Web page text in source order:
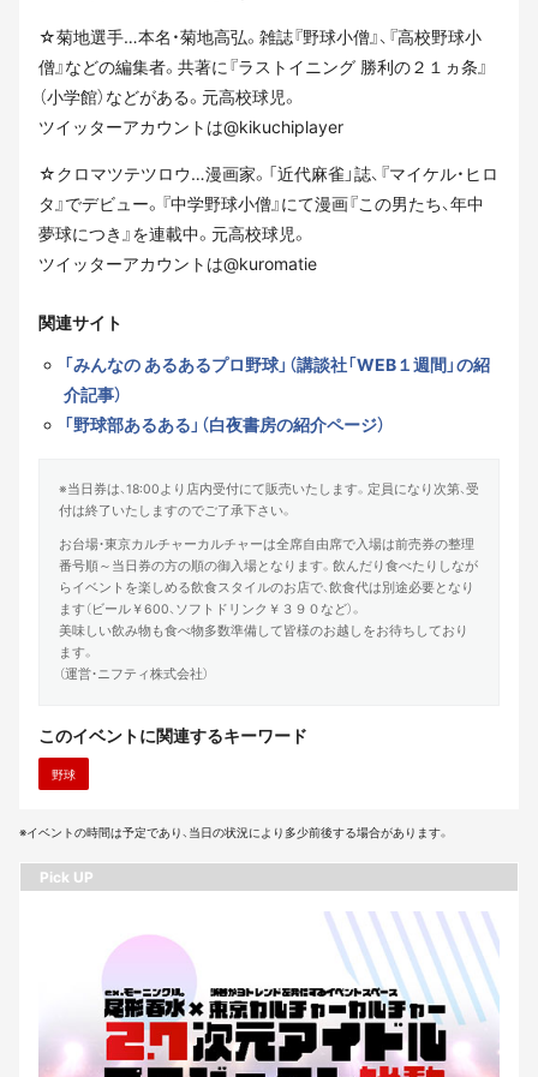
☆菊地選手…本名・菊地高弘。雑誌『野球小僧』、『高校野球小
僧』などの編集者。共著に『ラストイニング 勝利の２１ヵ条』
（小学館）などがある。元高校球児。
ツイッターアカウントは@kikuchiplayer
☆クロマツテツロウ…漫画家。「近代麻雀」誌、『マイケル・ヒロ
タ』でデビュー。『中学野球小僧』にて漫画『この男たち、年中
夢球につき』を連載中。元高校球児。
ツイッターアカウントは@kuromatie
関連サイト
「みんなの あるあるプロ野球」（講談社「WEB１週間」の紹
介記事）
「野球部あるある」（白夜書房の紹介ページ）
※当日券は、18:00より店内受付にて販売いたします。定員になり次第、受
付は終了いたしますのでご了承下さい。
お台場・東京カルチャーカルチャーは全席自由席で入場は前売券の整理
番号順～当日券の方の順の御入場となります。飲んだり食べたりしなが
らイベントを楽しめる飲食スタイルのお店で、飲食代は別途必要となり
ます（ビール￥600、ソフトドリンク￥３９０など）。
美味しい飲み物も食べ物多数準備して皆様のお越しをお待ちしており
ます。
（運営・ニフティ株式会社）
このイベントに関連するキーワード
野球
※イベントの時間は予定であり、当日の状況により多少前後する場合があります。
Pick UP